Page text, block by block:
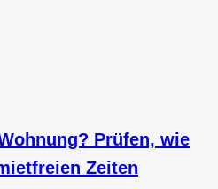
Prüfen, wie
Zeiten